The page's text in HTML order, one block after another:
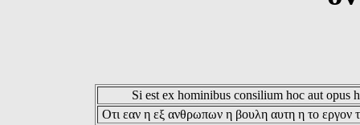
Si est ex hominibus consilium hoc aut opus
Οτι εαν η εξ ανθρωπων η βουλη αυτη η το εργον